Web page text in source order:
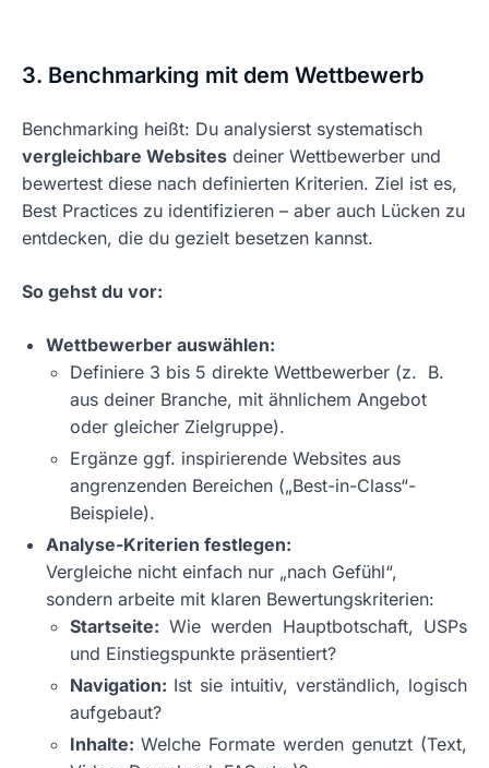
3. Benchmarking mit dem Wettbewerb
Benchmarking heißt: Du analysierst systematisch
vergleichbare Websites deiner Wettbewerber und
bewertest diese nach definierten Kriterien. Ziel ist es,
Best Practices zu identifizieren – aber auch Lücken zu
entdecken, die du gezielt besetzen kannst.
So gehst du vor:
Wettbewerber auswählen:
Definiere 3 bis 5 direkte Wettbewerber (z. B.
aus deiner Branche, mit ähnlichem Angebot
oder gleicher Zielgruppe).
Ergänze ggf. inspirierende Websites aus
angrenzenden Bereichen („Best-in-Class“-
Beispiele).
Analyse-Kriterien festlegen:
Vergleiche nicht einfach nur „nach Gefühl“,
sondern arbeite mit klaren Bewertungskriterien:
Startseite: Wie werden Hauptbotschaft, USPs
und Einstiegspunkte präsentiert?
Navigation: Ist sie intuitiv, verständlich, logisch
aufgebaut?
Inhalte: Welche Formate werden genutzt (Text,